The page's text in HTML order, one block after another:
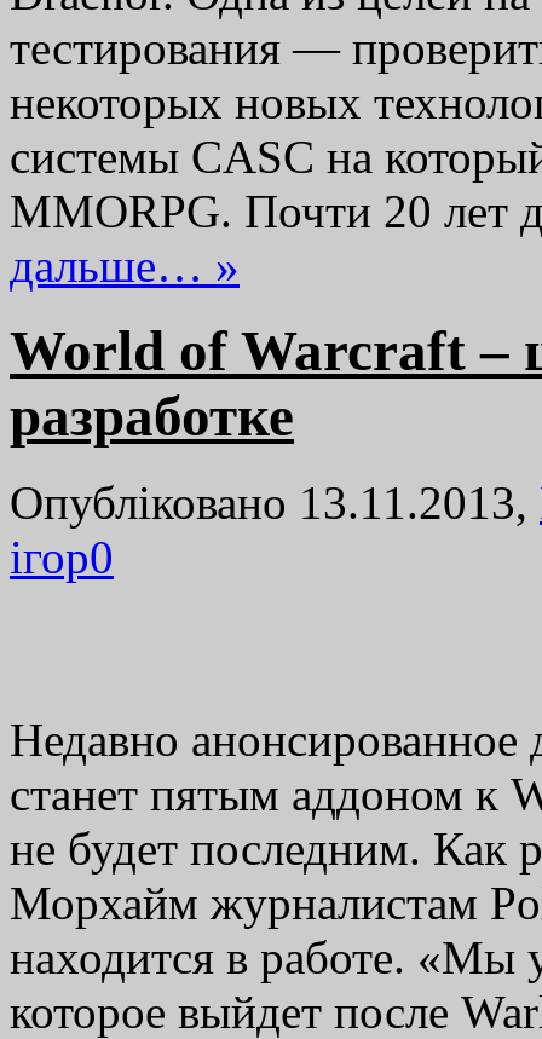
тестирования —
некоторых новых
системы CASC на
MMORPG. Почти 20 лет
дальше… »
World of Warcraft –
разработке
Опубліковано 13.11.2013,
ігор0
Недавно
станет пятым аддоном к
не будет последним. Как
Морхайм журналистам
находится в работе. «Мы
которое выйдет после